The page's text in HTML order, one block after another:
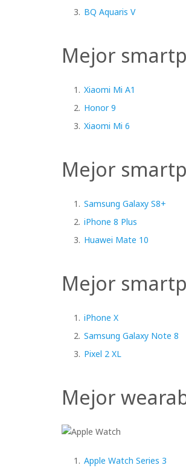
BQ Aquaris V
Mejor
Xiaomi Mi A1
Honor 9
Xiaomi Mi 6
Mejor
Samsung Galaxy S8+
iPhone 8 Plus
Huawei Mate 10
Mejor
iPhone X
Samsung Galaxy Note 8
Pixel 2 XL
Mejor
Apple Watch Series 3